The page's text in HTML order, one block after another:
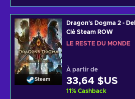
Steam
Dragon's Dogma 2 -
Clé Steam ROW
LE RESTE DU MONDE
À partir de
33,64 $US
11% Cashback